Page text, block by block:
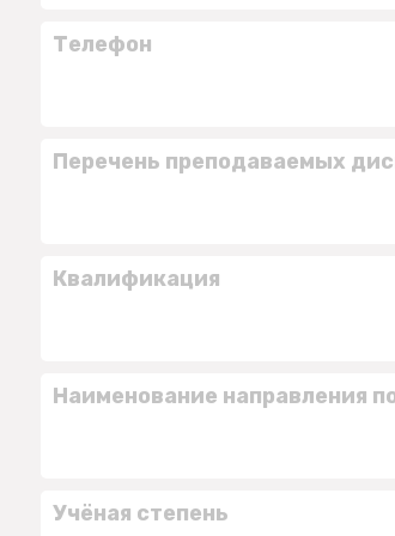
Телефон
Перечень преподаваемых
Квалификация
Наименование направления
Учёная степень